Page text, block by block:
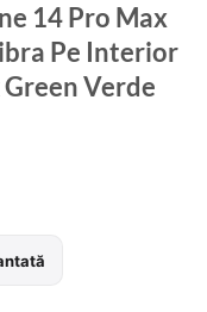
14 Pro Max
Pe Interior
Verde